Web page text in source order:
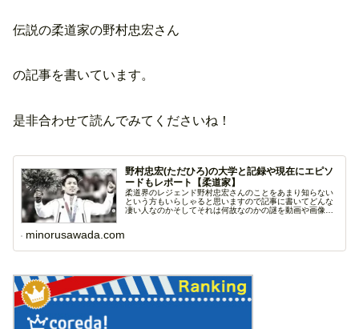
伝説の柔道家の野村忠宏さん
の記事を書いています。
是非合わせて読んでみてくださいね！
野村忠宏(ただひろ)の大学と記録や現在にエピソ
ードもレポート【柔道家】
柔道界のレジェンド野村忠宏さんのことをあまり知らない
という方もいらしゃると思いますので記事に書いてどんな
凄い人なのかそしてそれは何故なのかの謎を動画や画像も
minorusawada.com